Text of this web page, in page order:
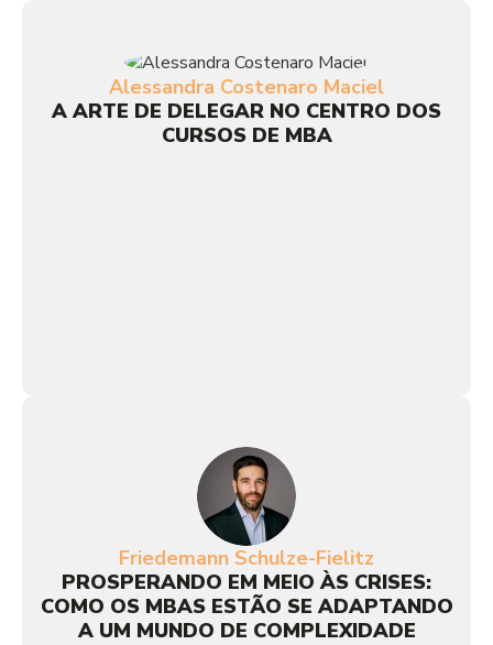
Alessandra Costenaro Maciel
A ARTE DE DELEGAR NO CENTRO DOS
CURSOS DE MBA
Friedemann Schulze-Fielitz
PROSPERANDO EM MEIO ÀS CRISES:
COMO OS MBAS ESTÃO SE ADAPTANDO
A UM MUNDO DE COMPLEXIDADE